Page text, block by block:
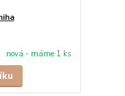
nová - máme 1 ks